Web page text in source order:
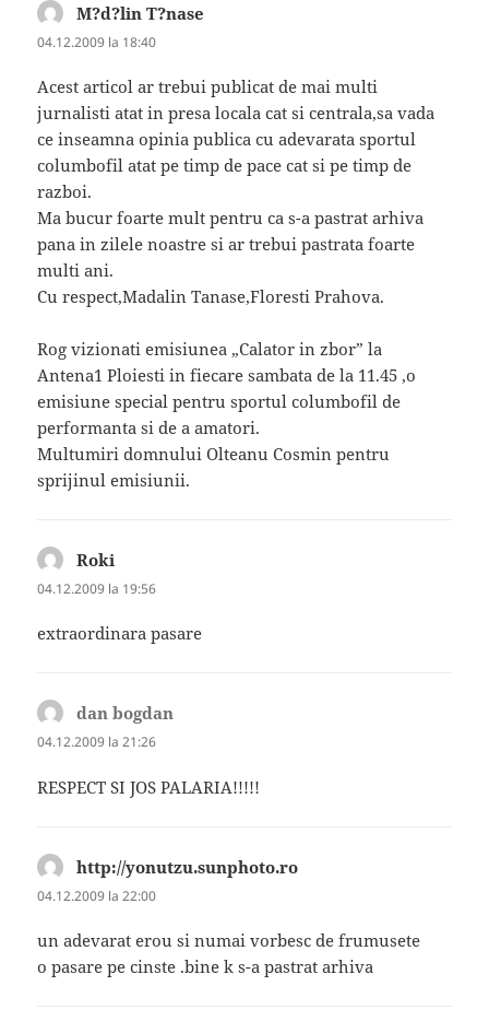
M?d?lin T?nase
04.12.2009 la 18:40
Acest articol ar trebui publicat de mai multi
jurnalisti atat in presa locala cat si centrala,sa vada
ce inseamna opinia publica cu adevarata sportul
columbofil atat pe timp de pace cat si pe timp de
razboi.
Ma bucur foarte mult pentru ca s-a pastrat arhiva
pana in zilele noastre si ar trebui pastrata foarte
multi ani.
Cu respect,Madalin Tanase,Floresti Prahova.
Rog vizionati emisiunea „Calator in zbor” la
Antena1 Ploiesti in fiecare sambata de la 11.45 ,o
emisiune special pentru sportul columbofil de
performanta si de a amatori.
Multumiri domnului Olteanu Cosmin pentru
sprijinul emisiunii.
Roki
04.12.2009 la 19:56
extraordinara pasare
dan bogdan
04.12.2009 la 21:26
RESPECT SI JOS PALARIA!!!!!
http://yonutzu.sunphoto.ro
04.12.2009 la 22:00
un adevarat erou si numai vorbesc de frumusete
o pasare pe cinste .bine k s-a pastrat arhiva